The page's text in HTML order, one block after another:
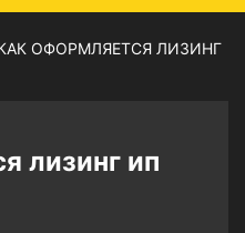
ОФОРМЛЯЕТСЯ ЛИЗИНГ
лизинг ип